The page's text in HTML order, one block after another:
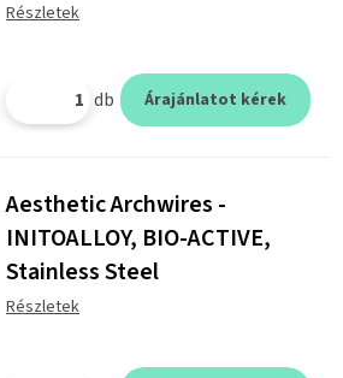
Részletek
db Árajánlatot kérek
Aesthetic Archwires -
INITOALLOY, BIO-ACTIVE,
Stainless Steel
Részletek